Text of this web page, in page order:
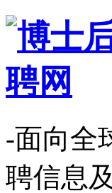
-面向全
聘信息